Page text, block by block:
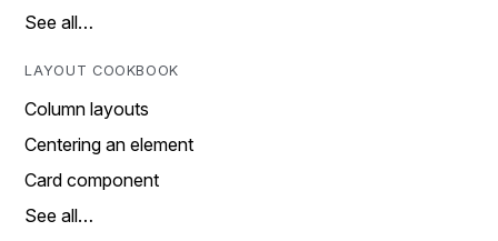
See all…
LAYOUT COOKBOOK
Column layouts
Centering an element
Card component
See all…